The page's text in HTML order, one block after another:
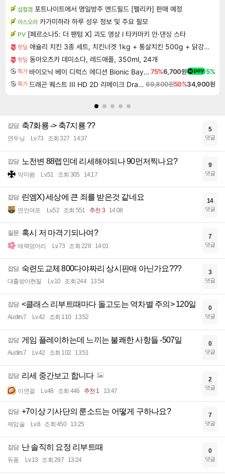
섭컬겜 포트나이트에서 명일방주 엔드필드 [펠리카] 판매 예정
아스오라 카가미하라 하루 성우 정보 및 주요 필모
PV [페르소나5: 더 팬텀 X] 괴도 영상 l 타카마키 안·댄싱 스타
핫딜 애슐리 치킨 3종 세트, 치킨너겟 1kg + 통살치킨 500g + 닭강정 500g, 1세트
핫딜 동아오츠카 데미소다, 레드애플, 350ml, 24개
특가 바이오닉 베이 디럭스 에디션 Bionic Bay Deluxe Edition75%6,700원 5%
특가 드래곤 퀘스트 III HD 2D 리메이크 Dragon Quest III HD 2D Remake 69,800원50%34,900원
잡담 축7화룡 -> 축7지룡 ??
연두닝 Lv.73 조회 327 14:37
5
댓글
잡담 노전변 88렙인데 리세해야되나 90먼저찍나요?
악마왕 Lv.51 조회 305 14:17
9
댓글
잡담 린엠X) 세상에 큰 죄를 받은것 같네요
연인여포 Lv.52 조회 551 추천 3 14:08
14
댓글
질문 혹시 저 마격기되나여?
매력덩어리 Lv.73 조회 228 14:01
7
댓글
잡담 숙련도교체 800다야짜리 상시판매 아닌가요???
대출받아현질 Lv.10 조회 244 13:54
3
댓글
잡담 <클래스 리부트때마다 돌고도는 역차별 주의> 120일
Audirs7 Lv.42 조회 110 13:52
0
댓글
잡담 게임 플레이하는데 느끼는 불쾌한 사항들 -507일
Audirs7 Lv.42 조회 102 13:51
0
댓글
잡담 리세 중간보고 합니다
이연걸 Lv.48 조회 446 추천 1 13:47
2
댓글
잡담 +7이상 기사단의 룬소드는 어떻게 구하나요?
제임술 Lv.8 조회 450 13:25
7
댓글
잡담 난 솔직히 요정 리부트때
듀퐁 Lv.13 조회 297 13:24
0
댓글